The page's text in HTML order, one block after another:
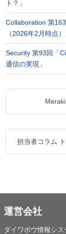
ト？」
Collaboration 第
（2026年2月時点）
Security 第93回「
通信の実現」
担当者コラム
運営会社
ダイワボウ情報シ